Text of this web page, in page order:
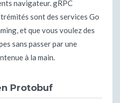
navigateur. gRPC
sont des services Go
et que vous voulez des
sans passer par une
à la main.
Protobuf